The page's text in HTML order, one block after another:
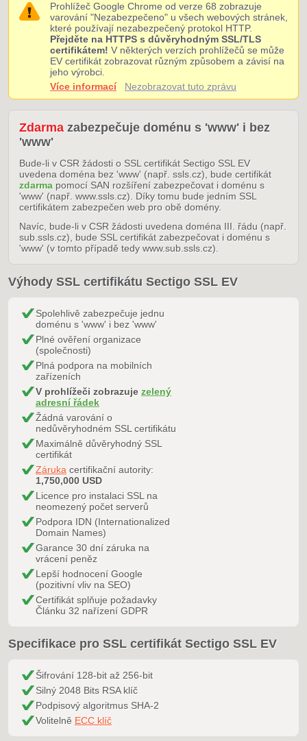
Prohlížeč Google Chrome od verze 68 zobrazuje
varování "Nezabezpečeno" u všech webových stránek,
které používají nezabezpečený protokol HTTP.
Přejděte na HTTPS s důvěryhodným SSL/TLS
certifikátem! V některých verzích prohlížečů se může
EV certifikát zobrazovat různým způsobem a závisí na
jeho výrobci.
Více informací
Nezobrazovat tuto zprávu
Zdarma zabezpečuje doménu s 'www' i bez
'www'
Bude-li v CSR žádosti o SSL certifikát Sectigo SSL EV
uvedena doména bez 'www' (např. ssls.cz), bude certifikát
zdarma pomocí SAN rozšíření zabezpečovat i doménu s
'www' (např. www.ssls.cz). Díky tomu bude jedním SSL
certifikátem zabezpečen web pro obě domény.
Navíc, bude-li v CSR žádosti uvedena doména III. řádu (např.
sub.ssls.cz), bude SSL certifikát zabezpečovat i doménu s
'www' (v tomto případě tedy www.sub.ssls.cz).
Výhody SSL certifikátu Sectigo SSL EV
Spolehlivě zabezpečuje jednu
doménu s 'www' i bez 'www'
Plné ověření organizace
(společnosti)
Plná podpora na mobilních
zařízeních
V prohlížeči zobrazuje zelený
adresní řádek
Žádná varování o
nedůvěryhodném SSL certifikátu
Maximálně důvěryhodný SSL
certifikát
Záruka certifikační autority:
1,750,000 USD
Licence pro instalaci SSL na
neomezený počet serverů
Podpora IDN (Internationalized
Domain Names)
Garance 30 dní záruka na
vrácení peněz
Lepší hodnocení Google
(pozitivní vliv na SEO)
Certifikát splňuje požadavky
Článku 32 nařízení GDPR
Specifikace pro SSL certifikát Sectigo SSL EV
Šifrování 128-bit až 256-bit
Silný 2048 Bits RSA klíč
Podpisový algoritmus SHA-2
Volitelně ECC klíč